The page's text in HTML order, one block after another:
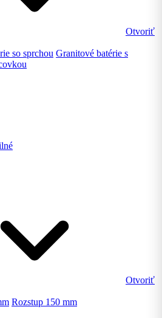
Otvoriť
so sprchou Granitové batérie s
Otvoriť
Rozstup 150 mm